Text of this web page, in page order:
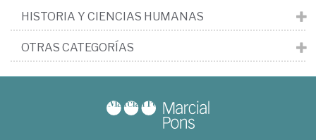
HISTORIA Y CIENCIAS HUMANAS
OTRAS CATEGORÍAS